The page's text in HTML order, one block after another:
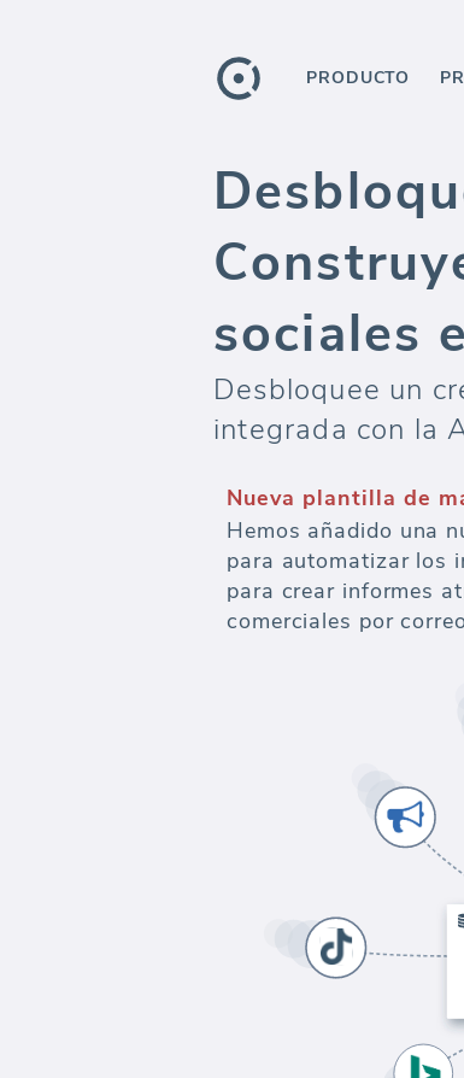
PRODUCTO
sociales
Desbloquee un
integrada con la
Nueva plantilla de
Hemos añadido una
para automatizar los
para crear informes
comerciales por